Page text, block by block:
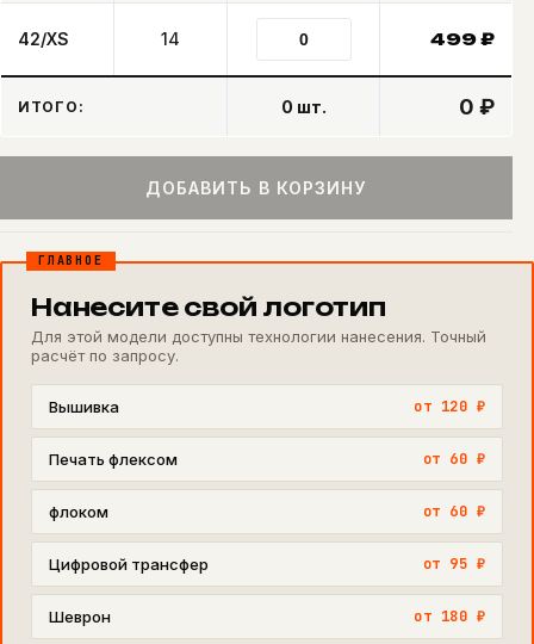
42/XS 14 499₽
ИТОГО: 0 шт. 0 ₽
ДОБАВИТЬ В КОРЗИНУ
ГЛАВНОЕ
Нанесите свой логотип
Для этой модели доступны технологии нанесения. Точный
расчёт по запросу.
Вышивка от 120 ₽
Печать флексом от 60 ₽
флоком от 60 ₽
Цифровой трансфер от 95 ₽
Шеврон от 180 ₽